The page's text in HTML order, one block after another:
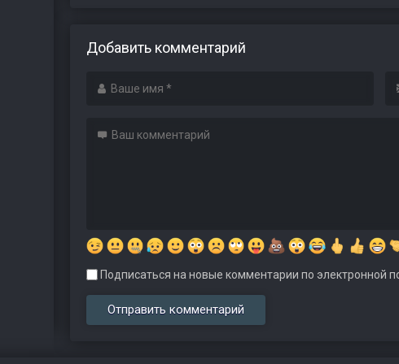
Добавить комментарий
Подписаться на новые комментарии по электронной